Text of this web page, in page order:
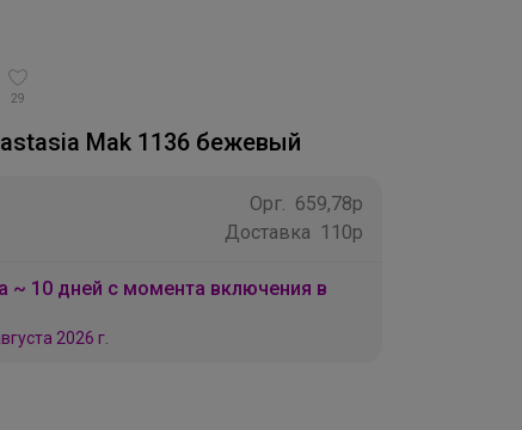
29
Mak 1136 бежевый
Орг. 659,78р
Доставка 110р
~ 10 дней с момента включения в
2026 г.